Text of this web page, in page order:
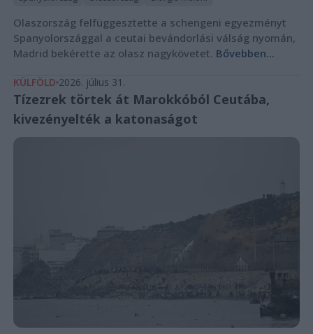
Olaszország felfüggesztette a schengeni egyezményt
Spanyolországgal a ceutai bevándorlási válság nyomán,
Madrid bekérette az olasz nagykövetet. Bővebben...
KÜLFÖLD 2026. július 31.
Tízezrek törtek át Marokkóból Ceutába,
kivezényelték a katonaságot